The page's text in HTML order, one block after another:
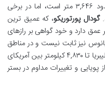
میانگین عمق اقیانوس اطلس در حدود ۳,۶۴۶ متر است، اما در برخی
گودال پورتوریکو، که عمیق ترین
اطلس است، ۸,۳۷۶ متر عمق دارد و خود گواهی بر رازهای
نیز ثابت نیست و در مناطق
مختلف، از ۲,۸۴۸ کیلومتر بین برزیل و لیبریا تا ۴,۸۳۰ کیلومتر بین آمریکای
پویایی و تغییرات مداوم در بستر